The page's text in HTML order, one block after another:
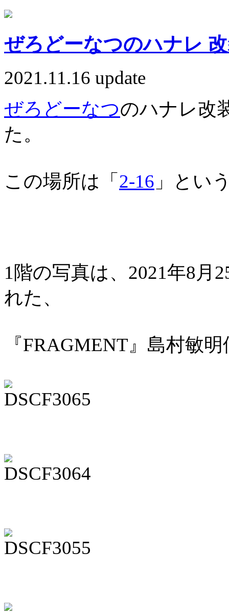
ぜろどーなつのハナレ
2021.11.16 update
ぜろどーなつのハナレ改
た。
この場所は「 2-16 」とい
1階の写真は、2021年8月
れた、
『FRAGMENT』島村敏